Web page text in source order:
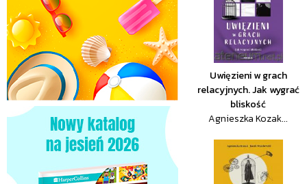
Uwięzieni w grach
relacyjnych. Jak wygrać
bliskość
Agnieszka Kozak...